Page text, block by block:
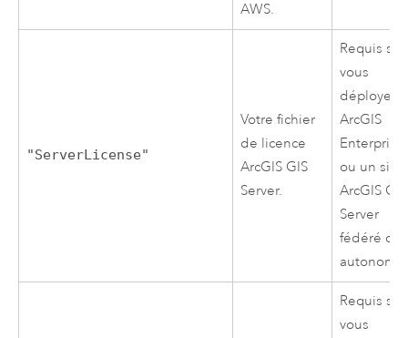
AWS.
"ServerLicense"
Votre fichier
de licence
ArcGIS GIS
Server.
Requis si
vous
déployez
ArcGIS
Enterprise
ou un site
ArcGIS GIS
Server
fédéré ou
autonome.
Requis si
vous